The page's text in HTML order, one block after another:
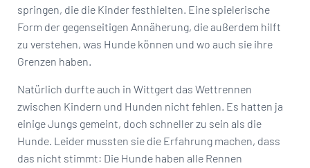
springen, die die Kinder festhielten. Eine spielerische
Form der gegenseitigen Annäherung, die außerdem hilft
zu verstehen, was Hunde können und wo auch sie ihre
Grenzen haben.
Natürlich durfte auch in Wittgert das Wettrennen
zwischen Kindern und Hunden nicht fehlen. Es hatten ja
einige Jungs gemeint, doch schneller zu sein als die
Hunde. Leider mussten sie die Erfahrung machen, dass
das nicht stimmt: Die Hunde haben alle Rennen